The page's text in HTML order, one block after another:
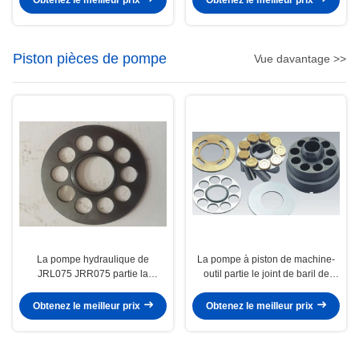
Piston pièces de pompe Vue davantage >>
La pompe hydraulique de
JRL075 JRR075 partie la
de pompe d'excavatrice
Obtenez le meilleur prix
La pompe à piston de machine-
outil partie le joint de baril de
Obtenez le meilleur prix